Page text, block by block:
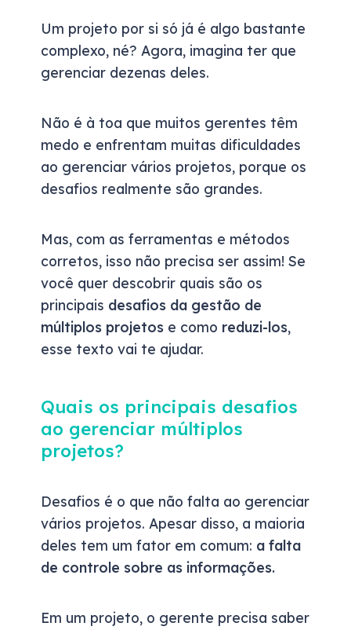
Um projeto por si só já é algo bastante
complexo, né? Agora, imagina ter que
gerenciar dezenas deles.
Não é à toa que muitos gerentes têm
medo e enfrentam muitas dificuldades
ao gerenciar vários projetos, porque os
desafios realmente são grandes.
Mas, com as ferramentas e métodos
corretos, isso não precisa ser assim! Se
você quer descobrir quais são os
principais desafios da gestão de
múltiplos projetos e como reduzi-los,
esse texto vai te ajudar.
Quais os principais desafios
ao gerenciar múltiplos
projetos?
Desafios é o que não falta ao gerenciar
vários projetos. Apesar disso, a maioria
deles tem um fator em comum: a falta
de controle sobre as informações.
Em um projeto, o gerente precisa saber